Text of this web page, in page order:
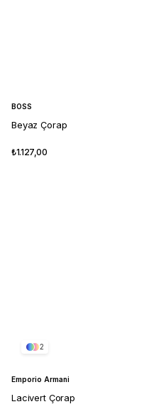
BOSS
Beyaz Çorap
₺1.127,00
2
Emporio Armani
Lacivert Çorap